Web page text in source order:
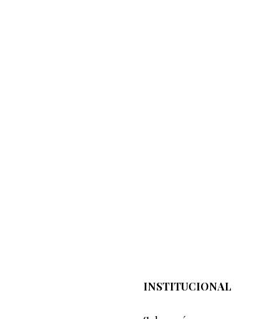
INSTITUCIONAL